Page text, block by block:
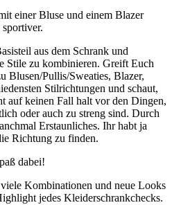
einer Bluse und einem Blazer
aus dem Schrank und
Stile zu kombinieren. Greift Euch
Blusen/Pullis/Sweaties, Blazer,
Stilrichtungen und schaut,
auf keinen Fall halt vor den Dingen,
oder auch zu streng sind. Durch
Erstaunliches. Ihr habt ja
Richtung zu finden.
dabei!
Kombinationen und neue Looks
jedes Kleiderschrankchecks.